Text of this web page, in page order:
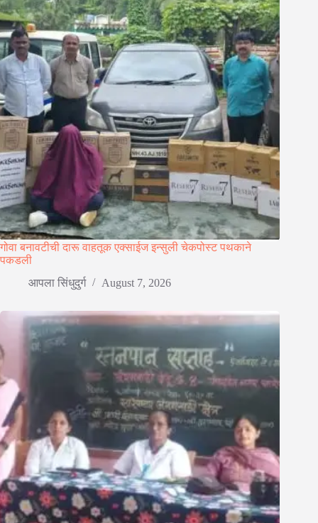
गोवा बनावटीची दारू वाहतूक एक्साईज इन्सुली चेकपोस्ट पथकाने
पकडली
आपला सिंधुदुर्ग
August 7, 2026